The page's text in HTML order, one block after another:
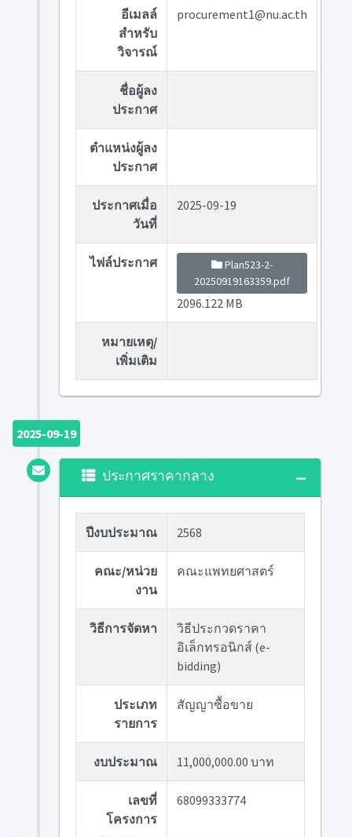
อีเมลล์
สำหรับ
วิจารณ์
procurement1@nu.ac.th
ชื่อผู้ลง
ประกาศ
ตำแหน่งผู้ลง
ประกาศ
ประกาศเมื่อ
วันที่
2025-09-19
ไฟล์ประกาศ
Plan523-2-
20250919163359.pdf
2096.122 MB
หมายเหตุ/
เพิ่มเติม
2025-09-19
ประกาศราคากลาง
ปีงบประมาณ 2568
คณะ/หน่วย
งาน
คณะแพทยศาสตร์
วิธีการจัดหา
วิธีประกวดราคา
อิเล็กทรอนิกส์ (e-
bidding)
ประเภท
รายการ
สัญญาซื้อขาย
งบประมาณ 11,000,000.00 บาท
เลขที่
โครงการ
68099333774